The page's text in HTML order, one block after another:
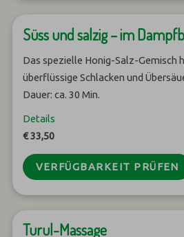
Süss und salzig – im
Das spezielle Honig-Salz-Gemisch
überflüssige Schlacken und
Dauer: ca. 30 Min.
Details
€ 33,50
VERFÜGBARKEIT PRÜFEN
Turul-Massage